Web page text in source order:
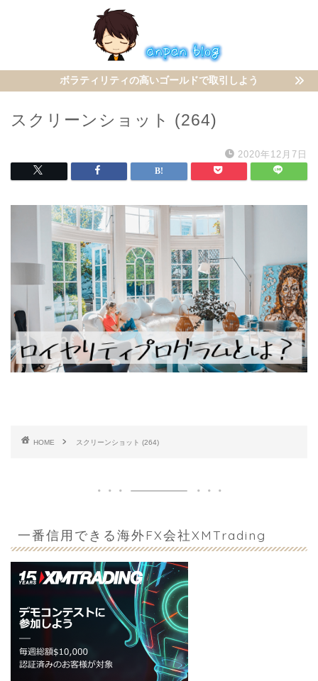
ボラティリティの高いゴールドで取引しよう
スクリーンショット (264)
2020年12月7日
HOME スクリーンショット (264)
一番信用できる海外FX会社XMTrading